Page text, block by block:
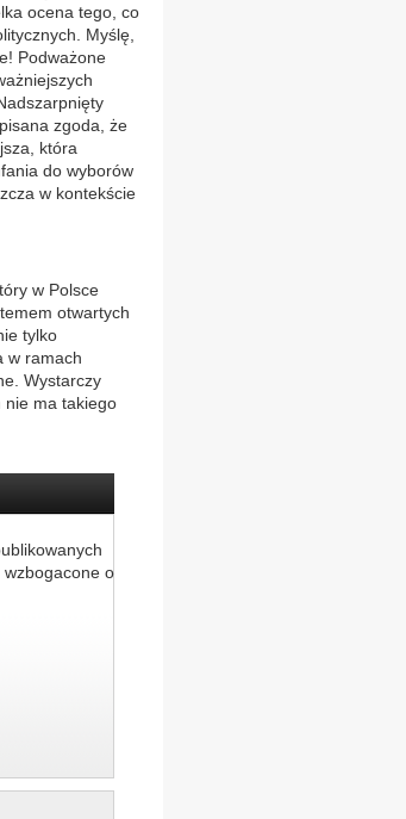
ocena tego, co
Myślę,
Podważone
zgoda, że
która
do wyborów
w kontekście
w Polsce
otwartych
tylko
w ramach
Wystarczy
nie ma takiego
wzbogacone o